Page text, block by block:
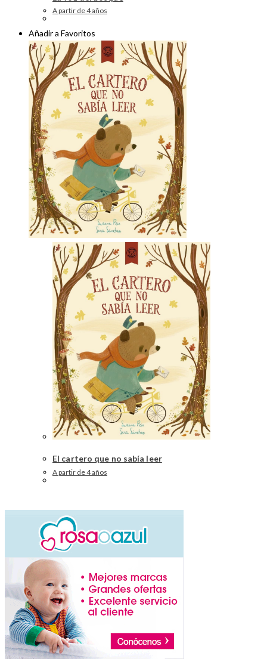
A partir de 4 años
Añadir a Favoritos
El cartero que no sabía leer
A partir de 4 años